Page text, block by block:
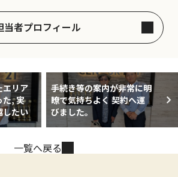
当者プロフィール
エリア
た, 実
したい
手続き等の案内が非常に明
瞭で気持ちよく 契約へ運
びました。
一覧へ戻る